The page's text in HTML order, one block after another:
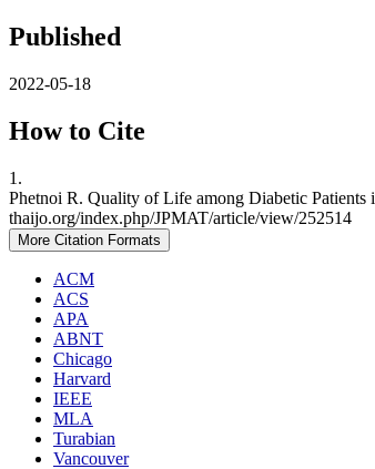
Published
2022-05-18
How to Cite
1.
Phetnoi R. Quality of Life among Diabetic
thaijo.org/index.php/JPMAT/article/view/252514
More Citation Formats
ACM
ACS
APA
ABNT
Chicago
Harvard
IEEE
MLA
Turabian
Vancouver